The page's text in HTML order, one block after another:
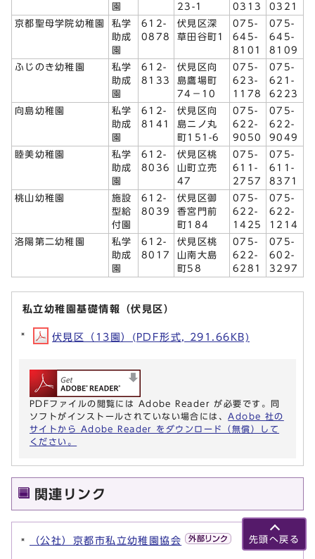
園
23-1
0313
0321
京都聖母学院幼稚園
私学
助成
園
612-
0878
伏見区深
草田谷町1
075-
645-
8101
075-
645-
8109
ふじのき幼稚園
私学
助成
園
612-
8133
伏見区向
島鷹場町
74－10
075-
623-
1178
075-
621-
6223
向島幼稚園
私学
助成
園
612-
8141
伏見区向
島ニノ丸
町151-6
075-
622-
9050
075-
622-
9049
睦美幼稚園
私学
助成
園
612-
8036
伏見区桃
山町立売
47
075-
611-
2757
075-
611-
8371
桃山幼稚園
施設
型給
付園
612-
8039
伏見区御
香宮門前
町184
075-
622-
1425
075-
622-
1214
洛陽第二幼稚園
私学
助成
園
612-
8017
伏見区桃
山南大島
町58
075-
622-
6281
075-
602-
3297
私立幼稚園基礎情報（伏見区）
伏見区（13園）(PDF形式, 291.66KB)
PDFファイルの閲覧には Adobe Reader が必要です。同
ソフトがインストールされていない場合には、 Adobe 社の
サイトから Adobe Reader をダウンロード（無償）して
ください。
関連リンク
（公社）京都市私立幼稚園協会 先頭へ戻る